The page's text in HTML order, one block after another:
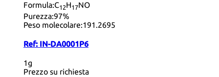
Formula:C12H17NO
Purezza:97%
Peso molecolare:191.2695
Ref: IN-DA0001P6
1g
Prezzo su richiesta